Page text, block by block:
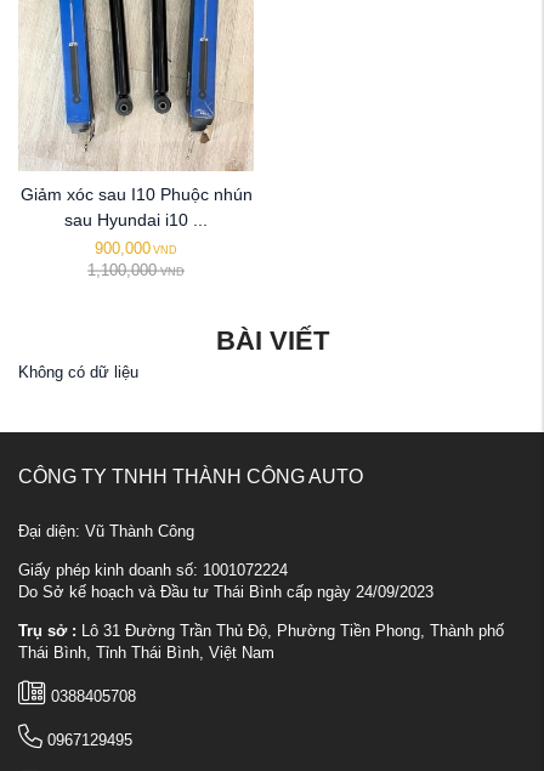
Giảm xóc sau I10 Phuộc nhún
sau Hyundai i10 ...
900,000 VND
1,100,000 VND
BÀI VIẾT
Không có dữ liệu
CÔNG TY TNHH THÀNH CÔNG AUTO
Đại diện: Vũ Thành Công
Giấy phép kinh doanh số: 1001072224
Do Sở kế hoạch và Đầu tư Thái Bình cấp ngày 24/09/2023
Trụ sở : Lô 31 Đường Trần Thủ Độ, Phường Tiền Phong, Thành phố
Thái Bình, Tỉnh Thái Bình, Việt Nam
0388405708
0967129495